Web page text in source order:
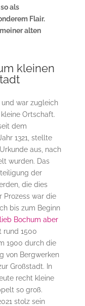
als
Flair.
alten
kleinen
war zugleich
Ortschaft.
dem
1321, stellte
aus, nach
wurden. Das
der
die dies
Prozess war die
bis zum Beginn
Bochum aber
rund 1500
1900 durch die
von Bergwerken
Großstadt. In
recht kleine
so groß.
stolz sein